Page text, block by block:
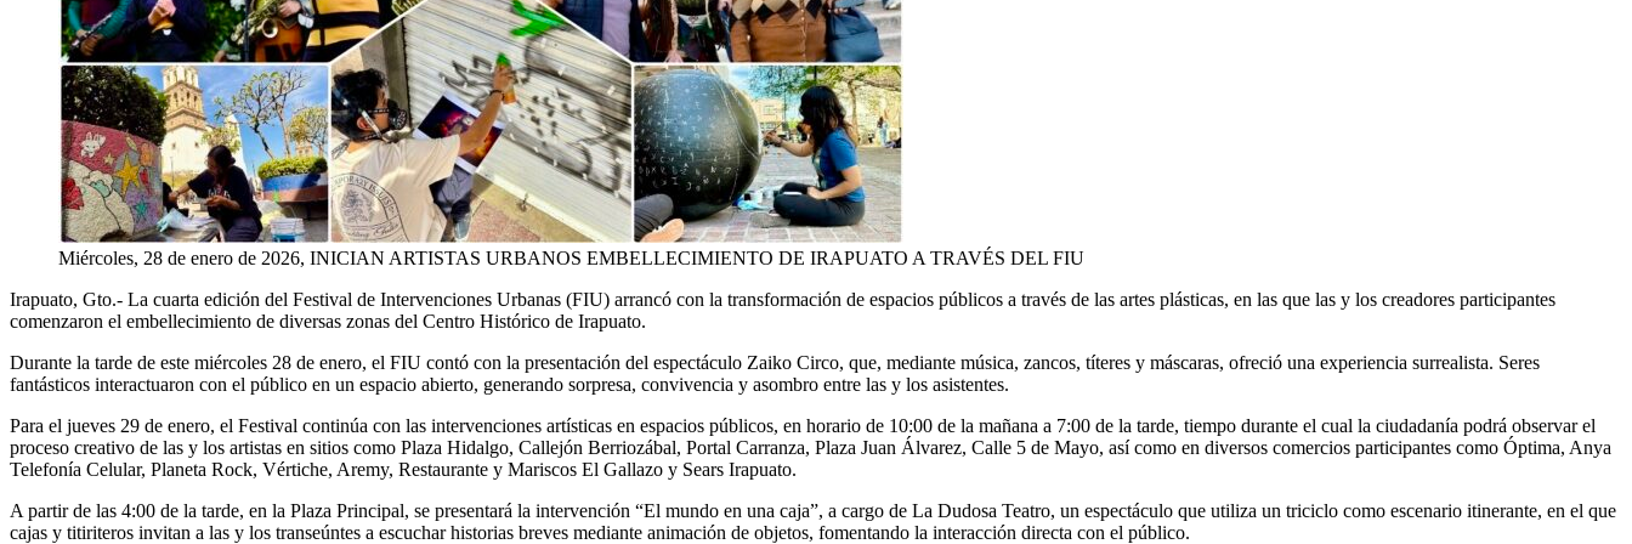
Miércoles, 28 de enero de 2026, INICIAN ARTISTAS URBANOS EMBELLECIMIENTO DE IRAPUATO A TRAVÉS DEL FIU
Irapuato, Gto.- La cuarta edición del Festival de Intervenciones Urbanas (FIU) arrancó con la transformación de espacios públicos a través de las artes plásticas, en las que las y los creadores participantes
comenzaron el embellecimiento de diversas zonas del Centro Histórico de Irapuato.
Durante la tarde de este miércoles 28 de enero, el FIU contó con la presentación del espectáculo Zaiko Circo, que, mediante música, zancos, títeres y máscaras, ofreció una experiencia surrealista. Seres
fantásticos interactuaron con el público en un espacio abierto, generando sorpresa, convivencia y asombro entre las y los asistentes.
Para el jueves 29 de enero, el Festival continúa con las intervenciones artísticas en espacios públicos, en horario de 10:00 de la mañana a 7:00 de la tarde, tiempo durante el cual la ciudadanía podrá observar el
proceso creativo de las y los artistas en sitios como Plaza Hidalgo, Callejón Berriozábal, Portal Carranza, Plaza Juan Álvarez, Calle 5 de Mayo, así como en diversos comercios participantes como Óptima, Anya
Telefonía Celular, Planeta Rock, Vértiche, Aremy, Restaurante y Mariscos El Gallazo y Sears Irapuato.
A partir de las 4:00 de la tarde, en la Plaza Principal, se presentará la intervención “El mundo en una caja”, a cargo de La Dudosa Teatro, un espectáculo que utiliza un triciclo como escenario itinerante, en el que
cajas y titiriteros invitan a las y los transeúntes a escuchar historias breves mediante animación de objetos, fomentando la interacción directa con el público.